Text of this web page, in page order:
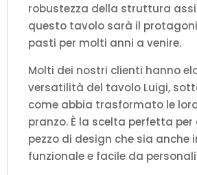
robustezza della struttura
questo tavolo sarà il
pasti per molti anni a venire.
Molti dei nostri clienti hanno
versatilità del tavolo Luigi,
come abbia trasformato le
pranzo. È la scelta perfetta per
pezzo di design che sia anche
funzionale e facile da